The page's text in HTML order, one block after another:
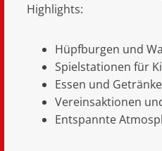
Highlights:
Hüpfburgen und
Spielstationen für
Essen und
Vereinsaktionen
Entspannte